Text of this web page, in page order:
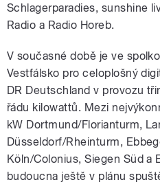
Schlagerparadies, sunshine
Radio a Radio Horeb.
V současné době je ve
Vestfálsko pro celoplošný
DR Deutschland v provozu
řádu kilowattů. Mezi
kW Dortmund/Florianturm,
Düsseldorf/Rheinturm,
Köln/Colonius, Siegen Süd a
budoucna ještě v plánu